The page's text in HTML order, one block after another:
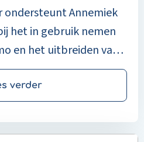
ondersteunt Annemiek
het in gebruik nemen
en het uitbreiden van
klanten.
verder